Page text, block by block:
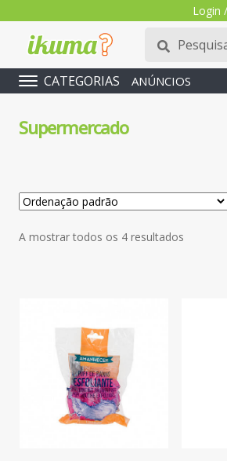
Login
Pesquisar
por:
Pesquisa
CATEGORIAS ANÚNCIOS
A mostrar todos os 4 resultados
Supermercado